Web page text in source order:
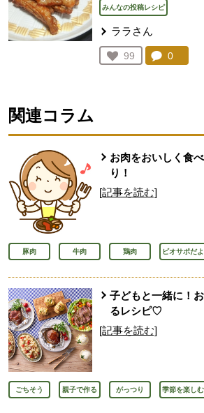
みんなの投稿レシピ
ララさん
お気に入り登録：
99
人が登録
コメン
0
関連コラム
お肉をおいしく食
り！
[記事を読む]
豚肉 牛肉 鶏肉 ビオサポだ
子どもと一緒に！
るレシピ♡
[記事を読む]
ごちそう 親子で作る がっつり 季節を楽しむ